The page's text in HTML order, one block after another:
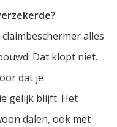
alles
Dat klopt niet.
dat je
gelijk blijft. Het
dalen, ook met